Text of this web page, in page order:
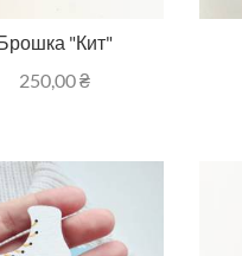
"Кит"
250,00₴